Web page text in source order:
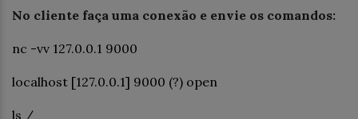
No cliente faça uma conexão e envie os comandos:
nc -vv 127.0.0.1 9000
localhost [127.0.0.1] 9000 (?) open
ls /